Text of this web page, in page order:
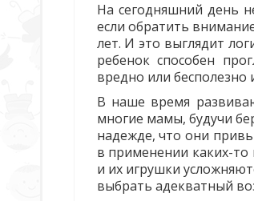
На сегодняшний день
если обратить
лет. И это выглядит
ребенок способен
вредно или бесполезно
В наше время
многие мамы, будучи
надежде, что они
в применении каких-
и их игрушки
выбрать адекватный